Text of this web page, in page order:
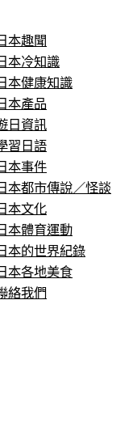
本趣聞
本冷知識
本健康知識
本產品
日資訊
習日語
本事件
本都市傳說／怪談
本文化
本體育運動
本的世界紀錄
本各地美食
絡我們